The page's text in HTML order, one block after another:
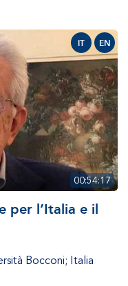
IT EN
00:54:17
per l’Italia e il
Bocconi; Italia